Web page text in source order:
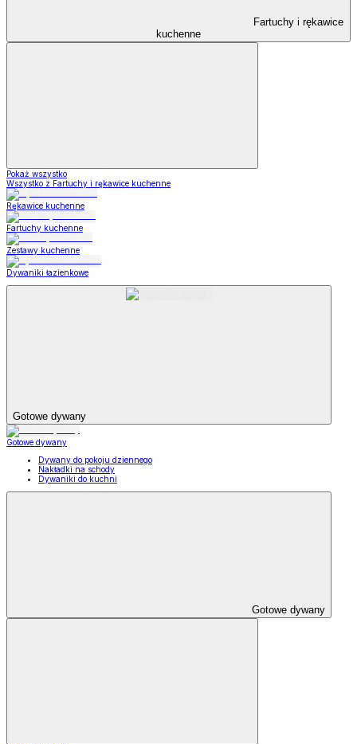
Fartuchy i rękawice
kuchenne
Pokaż wszystko
Wszystko z Fartuchy i rękawice kuchenne
Rękawice kuchenne
Fartuchy kuchenne
Zestawy kuchenne
Dywaniki łazienkowe
Gotowe dywany
Gotowe dywany
Dywany do pokoju dziennego
Nakładki na schody
Dywaniki do kuchni
Gotowe dywany